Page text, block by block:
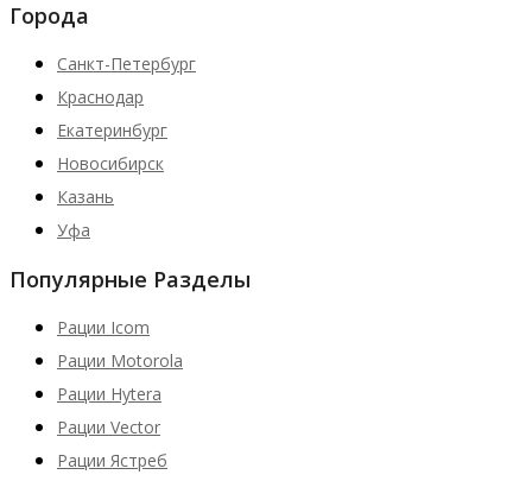
Города
Санкт-Петербург
Краснодар
Екатеринбург
Новосибирск
Казань
Уфа
Популярные Разделы
Рации Icom
Рации Motorola
Рации Hytera
Рации Vector
Рации Ястреб